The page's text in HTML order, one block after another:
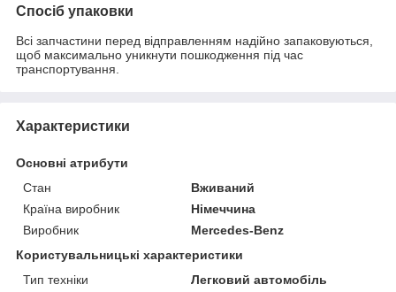
Спосіб упаковки
Всі запчастини перед відправленням надійно запаковуються,
щоб максимально уникнути пошкодження під час
транспортування.
Характеристики
Основні атрибути
Стан
Вживаний
Країна виробник
Німеччина
Виробник
Mercedes-Benz
Користувальницькі характеристики
Тип техніки
Легковий автомобіль